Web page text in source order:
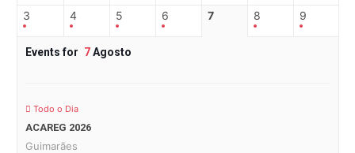
3 4 5 6 7 8 9
Events for 7Agosto
Todo o Dia
ACAREG 2026
Guimarães